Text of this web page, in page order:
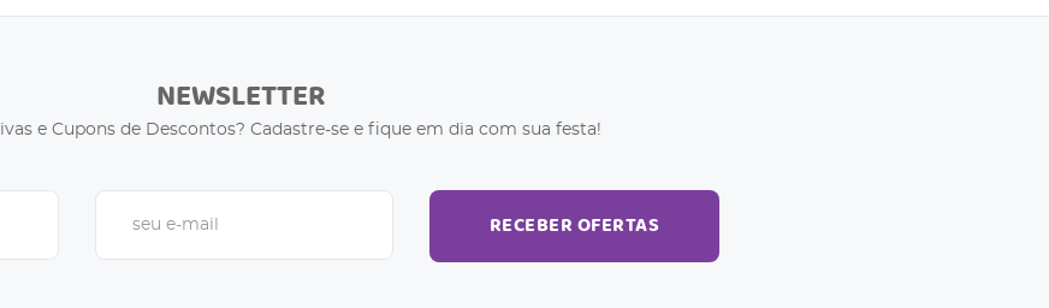
NEWSLETTER
e Cupons de Descontos? Cadastre-se e fique em dia com sua festa!
RECEBER OFERTAS